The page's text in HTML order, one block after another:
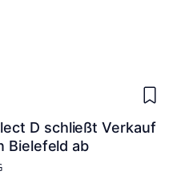
D schließt Verkauf
Bielefeld ab